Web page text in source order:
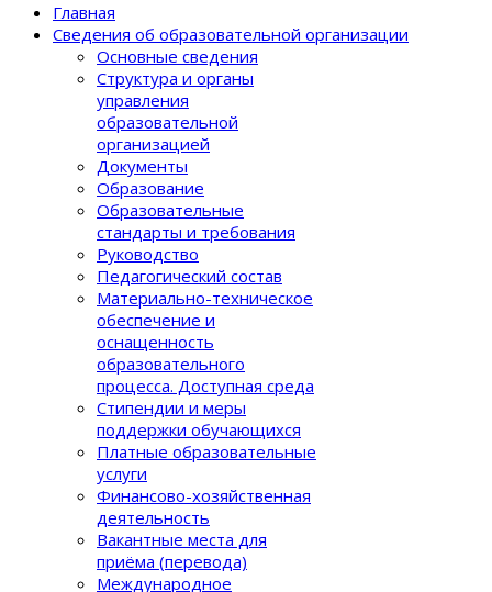
Главная
Сведения об образовательной организации
Основные сведения
Структура и органы
управления
образовательной
организацией
Документы
Образование
Образовательные
стандарты и требования
Руководство
Педагогический состав
Материально-техническое
обеспечение и
оснащенность
образовательного
процеcса. Доступная среда
Стипендии и меры
поддержки обучающихся
Платные образовательные
услуги
Финансово-хозяйственная
деятельность
Вакантные места для
приёма (перевода)
Международное